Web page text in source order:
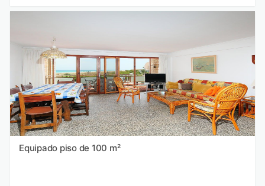
Equipado piso de 100 m²